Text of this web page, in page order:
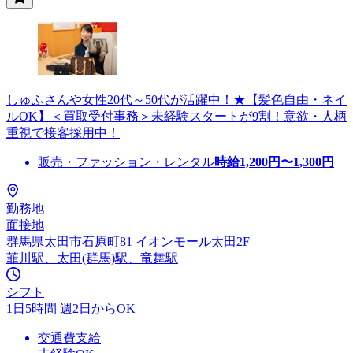
しゅふさんや女性20代～50代が活躍中！★【髪色自由・ネイ
ルOK】＜買取受付事務＞未経験スタートが9割！意欲・人柄
重視で接客採用中！
販売・ファッション・レンタル時給1,200円〜1,300円
勤務地
面接地
群馬県太田市石原町81 イオンモール太田2F
韮川駅、太田(群馬)駅、竜舞駅
シフト
1日5時間 週2日からOK
交通費支給